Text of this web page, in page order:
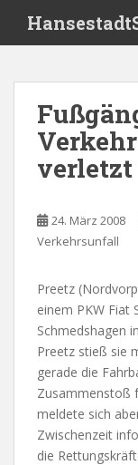
i
verletzt
24. März 2008
Verkehrsunfall
Preetz
einem PKW Fiat
Schmedshagen
Preetz stieß sie
gerade die
Zusammenstoß
meldete sich
Zwischenzeit
die